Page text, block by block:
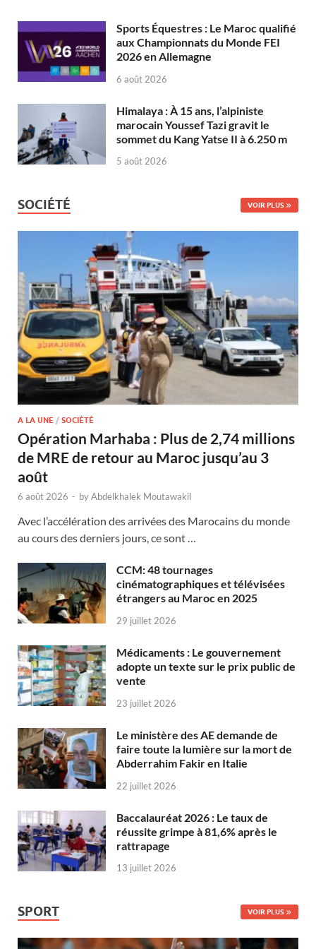
Sports Équestres : Le Maroc qualifié
aux Championnats du Monde FEI
2026 en Allemagne
6 août 2026
Himalaya : À 15 ans, l’alpiniste
marocain Youssef Tazi gravit le
sommet du Kang Yatse II à 6.250 m
5 août 2026
SOCIÉTÉ VOIR PLUS
A LA UNE / SOCIÉTÉ
Opération Marhaba : Plus de 2,74 millions
de MRE de retour au Maroc jusqu’au 3
août
6 août 2026 - byAbdelkhalek Moutawakil
Avec l’accélération des arrivées des Marocains du monde
au cours des derniers jours, ce sont …
CCM: 48 tournages
cinématographiques et télévisées
étrangers au Maroc en 2025
29 juillet 2026
Médicaments : Le gouvernement
adopte un texte sur le prix public de
vente
23 juillet 2026
Le ministère des AE demande de
faire toute la lumière sur la mort de
Abderrahim Fakir en Italie
22 juillet 2026
Baccalauréat 2026 : Le taux de
réussite grimpe à 81,6% après le
rattrapage
13 juillet 2026
SPORT VOIR PLUS